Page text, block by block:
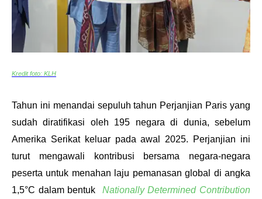
Kredit foto: KLH
Tahun ini menandai sepuluh tahun Perjanjian Paris yang
sudah diratifikasi oleh 195 negara di dunia, sebelum
Amerika Serikat keluar pada awal 2025. Perjanjian ini
turut mengawali kontribusi bersama negara-negara
peserta untuk menahan laju pemanasan global di angka
1,5°C dalam bentuk Nationally Determined Contribution